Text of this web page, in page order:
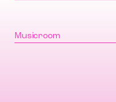
Musicroom